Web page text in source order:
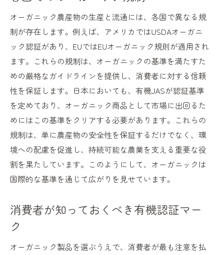
実際
化学肥料の影響とオーガニックの利点
土壌と作物の自然な関係
栄養価が高いとされる理由
オーガニックの経済的利点
農業生産者の声と実践例
消費者が選ぶオーガニックの理由
オーガニック農産物の生産と流通には、各国で異なる規
制が存在します。例えば、アメリカではUSDAオーガニ
ック認証があり、EUではEUオーガニック規則が適用され
ます。これらの規制は、オーガニックの基準を満たすた
めの厳格なガイドラインを提供し、消費者に対する信頼
性を保証します。日本においても、有機JASが認証基準
を定めており、オーガニック商品として市場に出回るた
めにはこの基準をクリアする必要があります。これらの
規制は、単に農産物の安全性を保証するだけでなく、環
境への配慮を促進し、持続可能な農業を支える重要な役
割を果たしています。このようにして、オーガニックは
国際的な基準を通じて広がりを見せています。
消費者が知っておくべき有機認証マー
ク
オーガニック製品を選ぶうえで、消費者が最も注意を払